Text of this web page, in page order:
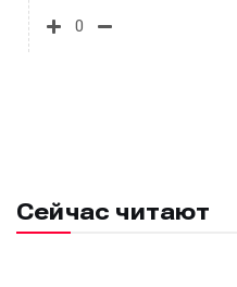
0
Сейчас читают